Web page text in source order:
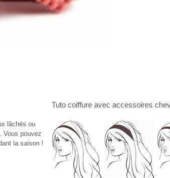
lâchés ou
Vous pouvez
la saison !
Tuto coiffure avec accessoires